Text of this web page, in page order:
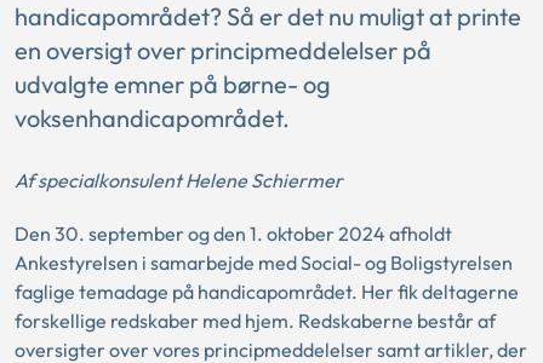
handicapområdet? Så er det nu muligt at printe
en oversigt over principmeddelelser på
udvalgte emner på børne- og
voksenhandicapområdet.
Af specialkonsulent Helene Schiermer
Den 30. september og den 1. oktober 2024 afholdt
Ankestyrelsen i samarbejde med Social- og Boligstyrelsen
faglige temadage på handicapområdet. Her fik deltagerne
forskellige redskaber med hjem. Redskaberne består af
oversigter over vores principmeddelelser samt artikler, der